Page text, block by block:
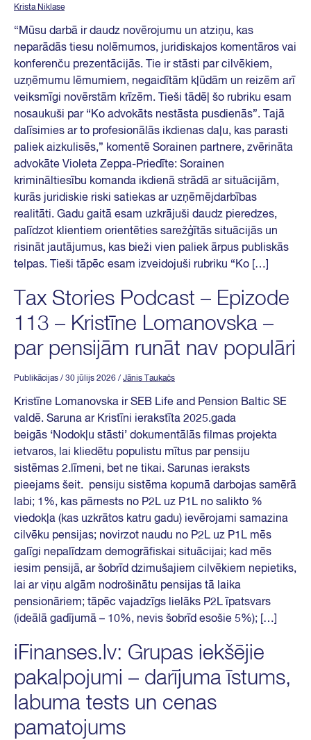
Krista Niklase
“Mūsu darbā ir daudz novērojumu un atziņu, kas
neparādās tiesu nolēmumos, juridiskajos komentāros vai
konferenču prezentācijās. Tie ir stāsti par cilvēkiem,
uzņēmumu lēmumiem, negaidītām kļūdām un reizēm arī
veiksmīgi novērstām krīzēm. Tieši tādēļ šo rubriku esam
nosaukuši par “Ko advokāts nestāsta pusdienās”. Tajā
dalīsimies ar to profesionālās ikdienas daļu, kas parasti
paliek aizkulisēs,” komentē Sorainen partnere, zvērināta
advokāte Violeta Zeppa-Priedīte: Sorainen
krimināltiesību komanda ikdienā strādā ar situācijām,
kurās juridiskie riski satiekas ar uzņēmējdarbības
realitāti. Gadu gaitā esam uzkrājuši daudz pieredzes,
palīdzot klientiem orientēties sarežģītās situācijās un
risināt jautājumus, kas bieži vien paliek ārpus publiskās
telpas. Tieši tāpēc esam izveidojuši rubriku “Ko […]
Tax Stories Podcast – Epizode
113 – Kristīne Lomanovska –
par pensijām runāt nav populāri
Publikācijas / 30 jūlijs 2026 / Jānis Taukačs
⁠Kristīne Lomanovska⁠ ir SEB Life and Pension Baltic SE
valdē. Saruna ar Kristīni ierakstīta 2025.gada
beigās ‘Nodokļu stāsti’ dokumentālās filmas projekta
ietvaros, lai kliedētu populistu mītus par pensiju
sistēmas 2.līmeni, bet ne tikai. Sarunas ieraksts
pieejams šeit. pensiju sistēma kopumā darbojas samērā
labi; 1%, kas pārnests no P2L uz P1L no salikto %
viedokļa (kas uzkrātos katru gadu) ievērojami samazina
cilvēku pensijas; novirzot naudu no P2L uz P1L mēs
galīgi nepalīdzam demogrāfiskai situācijai; kad mēs
iesim pensijā, ar šobrīd dzimušajiem cilvēkiem nepietiks,
lai ar viņu algām nodrošinātu pensijas tā laika
pensionāriem; tāpēc vajadzīgs lielāks P2L īpatsvars
(ideālā gadījumā – 10%, nevis šobrīd esošie 5%); […]
iFinanses.lv: Grupas iekšējie
pakalpojumi – darījuma īstums,
labuma tests un cenas
pamatojums